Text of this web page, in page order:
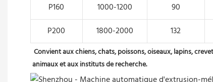
P160
1000-1200 90
P200
1800-2000 132
Convient aux chiens, chats, poissons, oiseaux, lapins,
animaux et aux instituts de recherche.